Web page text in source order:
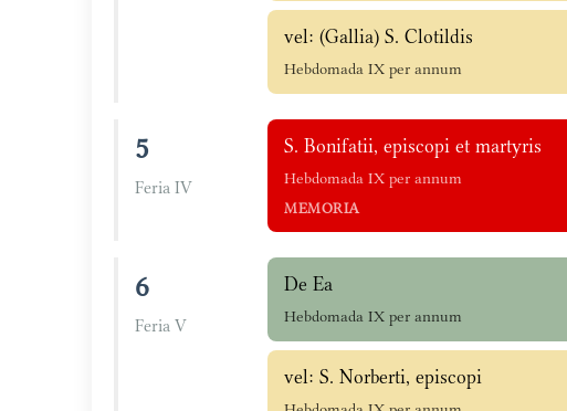
vel: (Gallia) S. Clotildis
Hebdomada IX per annum
5
Feria IV
S. Bonifatii, episcopi et martyris
Hebdomada IX per annum
MEMORIA
6
Feria V
De Ea
Hebdomada IX per annum
vel: S. Norberti, episcopi